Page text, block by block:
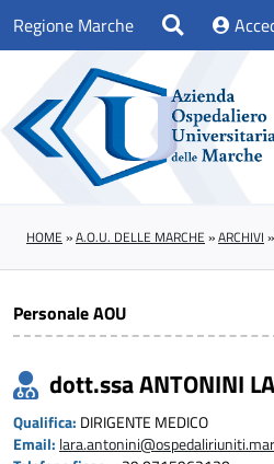
Regione Marche
HOME »A.O.U. DELLE MARCHE »ARCHIVI »
Personale AOU
dott.ssa ANTONINI
Qualifica: DIRIGENTE MEDICO
Email: